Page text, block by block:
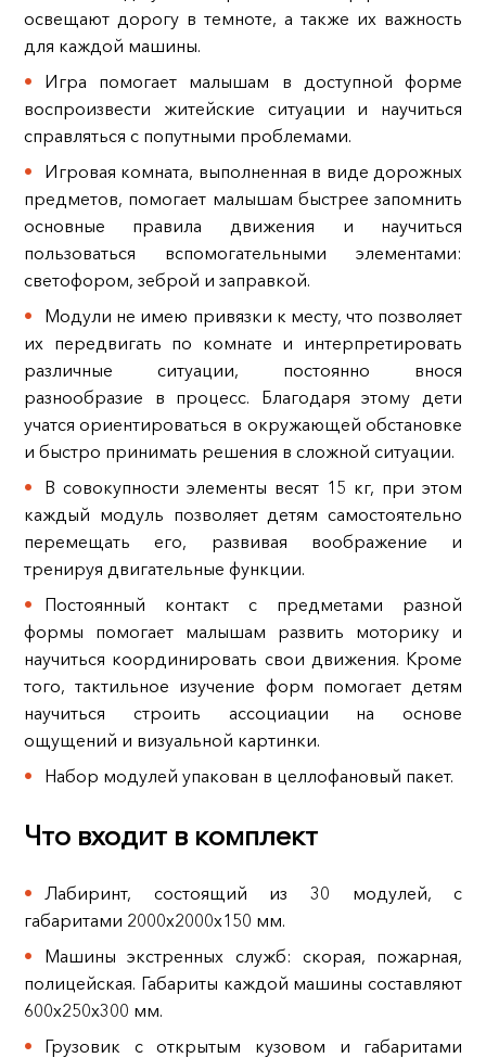
освещают дорогу в темноте, а также их важность
для каждой машины.
Игра помогает малышам в доступной форме
воспроизвести житейские ситуации и научиться
справляться с попутными проблемами.
Игровая комната, выполненная в виде дорожных
предметов, помогает малышам быстрее запомнить
основные правила движения и научиться
пользоваться вспомогательными элементами:
светофором, зеброй и заправкой.
Модули не имею привязки к месту, что позволяет
их передвигать по комнате и интерпретировать
различные ситуации, постоянно внося
разнообразие в процесс. Благодаря этому дети
учатся ориентироваться в окружающей обстановке
и быстро принимать решения в сложной ситуации.
В совокупности элементы весят 15 кг, при этом
каждый модуль позволяет детям самостоятельно
перемещать его, развивая воображение и
тренируя двигательные функции.
Постоянный контакт с предметами разной
формы помогает малышам развить моторику и
научиться координировать свои движения. Кроме
того, тактильное изучение форм помогает детям
научиться строить ассоциации на основе
ощущений и визуальной картинки.
Набор модулей упакован в целлофановый пакет.
Что входит в комплект
Лабиринт, состоящий из 30 модулей, с
габаритами 2000х2000х150 мм.
Машины экстренных служб: скорая, пожарная,
полицейская. Габариты каждой машины составляют
600х250х300 мм.
Грузовик с открытым кузовом и габаритами